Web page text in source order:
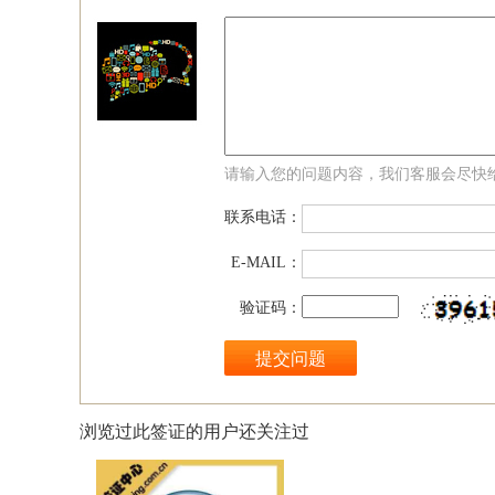
请输入您的问题内容，我们客服会尽快
联系电话：
E-MAIL：
验证码：
浏览过此签证的用户还关注过